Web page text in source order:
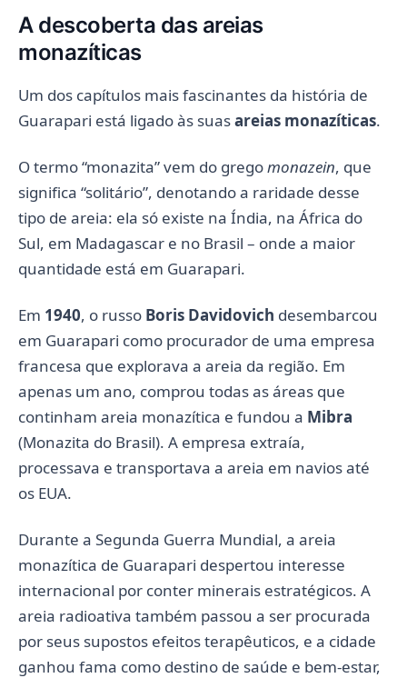
A descoberta das areias
monazíticas
Um dos capítulos mais fascinantes da história de
Guarapari está ligado às suasareias monazíticas.
O termo “monazita” vem do gregomonazein, que
significa “solitário”, denotando a raridade desse
tipo de areia: ela só existe na Índia, na África do
Sul, em Madagascar e no Brasil – onde a maior
quantidade está em Guarapari.
Em 1940, o russo Boris Davidovich desembarcou
em Guarapari como procurador de uma empresa
francesa que explorava a areia da região. Em
apenas um ano, comprou todas as áreas que
continham areia monazítica e fundou a Mibra
(Monazita do Brasil). A empresa extraía,
processava e transportava a areia em navios até
os EUA.
Durante a Segunda Guerra Mundial, a areia
monazítica de Guarapari despertou interesse
internacional por conter minerais estratégicos. A
areia radioativa também passou a ser procurada
por seus supostos efeitos terapêuticos, e a cidade
ganhou fama como destino de saúde e bem-estar,